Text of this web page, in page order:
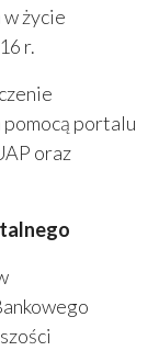
życie
r.
pomocą portalu
oraz